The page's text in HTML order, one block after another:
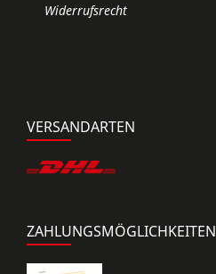
Widerrufsrecht
VERSANDARTEN
ZAHLUNGSMÖGLICHKEITEN